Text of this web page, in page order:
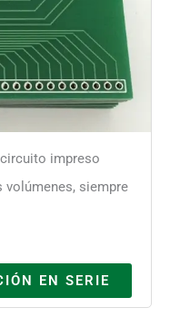
impreso
volúmenes, siempre
EN SERIE